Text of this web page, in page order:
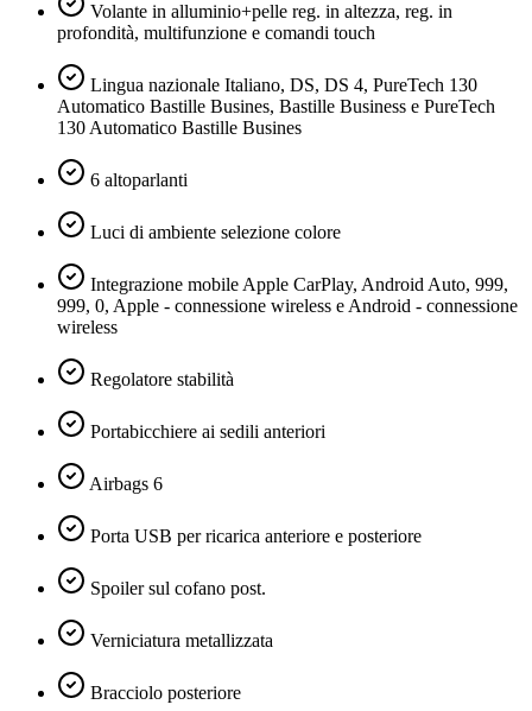
Volante in alluminio+pelle reg. in altezza, reg. in
profondità, multifunzione e comandi touch
Lingua nazionale Italiano, DS, DS 4, PureTech 130
Automatico Bastille Busines, Bastille Business e PureTech
130 Automatico Bastille Busines
6 altoparlanti
Luci di ambiente selezione colore
Integrazione mobile Apple CarPlay, Android Auto, 999,
999, 0, Apple - connessione wireless e Android - connessione
wireless
Regolatore stabilità
Portabicchiere ai sedili anteriori
Airbags 6
Porta USB per ricarica anteriore e posteriore
Spoiler sul cofano post.
Verniciatura metallizzata
Bracciolo posteriore